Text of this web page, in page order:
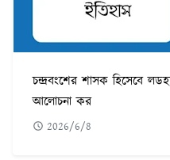
চন্দ্রবংশের শাসক হিসেবে
আলোচনা কর
2026/6/8